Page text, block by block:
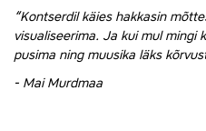
“Kontserdil käies hakkasin
visualiseerima. Ja kui mul mingi
pusima ning muusika läks
- Mai Murdmaa